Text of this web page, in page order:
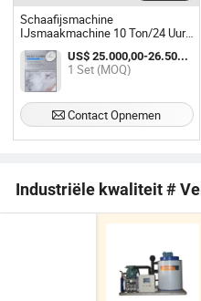
Schaafijsmachine
IJsmaakmachine 10 Ton/24 Uur
IJsproducent voor de
Visserijsector
Zeevruchtenbewaring
US$ 25.000,00-26.500,00 / Set
1 Set (MOQ)
Contact Opnemen
Industriële kwaliteit #